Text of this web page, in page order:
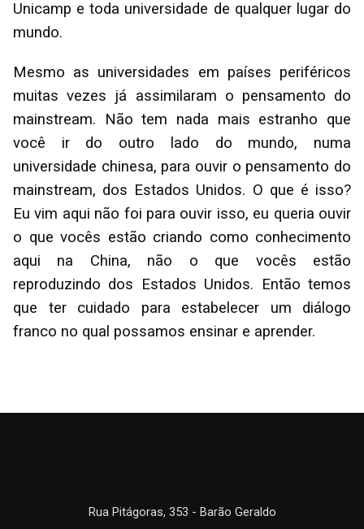
Unicamp e toda universidade de qualquer lugar do
mundo.
Mesmo as universidades em países periféricos
muitas vezes já assimilaram o pensamento do
mainstream. Não tem nada mais estranho que
você ir do outro lado do mundo, numa
universidade chinesa, para ouvir o pensamento do
mainstream, dos Estados Unidos. O que é isso?
Eu vim aqui não foi para ouvir isso, eu queria ouvir
o que vocês estão criando como conhecimento
aqui na China, não o que vocês estão
reproduzindo dos Estados Unidos. Então temos
que ter cuidado para estabelecer um diálogo
franco no qual possamos ensinar e aprender.
Rua Pitágoras, 353 - Barão Geraldo